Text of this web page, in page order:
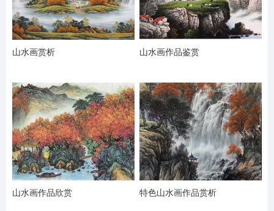
山水画赏析 山水画作品鉴赏
山水画作品欣赏 特色山水画作品赏析